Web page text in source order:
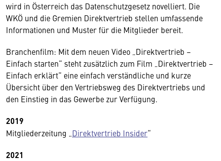
wird in Österreich das Datenschutzgesetz novelliert. Die
WKÖ und die Gremien Direktvertrieb stellen umfassende
Informationen und Muster für die Mitglieder bereit.
Branchenfilm: Mit dem neuen Video „Direktvertrieb –
Einfach starten“ steht zusätzlich zum Film „Direktvertrieb –
Einfach erklärt“ eine einfach verständliche und kurze
Übersicht über den Vertriebsweg des Direktvertriebs und
den Einstieg in das Gewerbe zur Verfügung.
2019
Mitgliederzeitung „ Direktvertrieb Insider“
2021